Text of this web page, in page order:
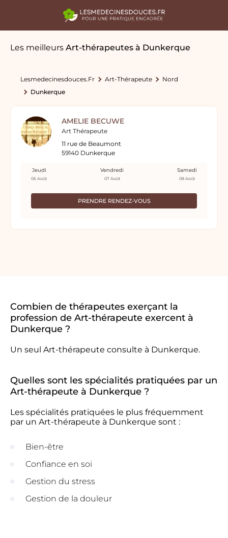
Les meilleurs Art-thérapeutes à Dunkerque
Lesmedecinesdouces.fr Art-Thérapeute
Nord
Dunkerque
AMELIE BECUWE
Art Thérapeute
11 rue de Beaumont
59140 Dunkerque
PRENDRE RENDEZ-VOUS
Jeudi
06 Août
Vendredi
07 Août
Samedi
08 Août
Combien de thérapeutes exerçant la
profession de Art-thérapeute exercent à
Dunkerque ?
Un seul Art-thérapeute consulte à Dunkerque.
Quelles sont les spécialités pratiquées par un
Art-thérapeute à Dunkerque ?
Les spécialités pratiquées le plus fréquemment
par un Art-thérapeute à Dunkerque sont :
Bien-être
Confiance en soi
Gestion du stress
Gestion de la douleur